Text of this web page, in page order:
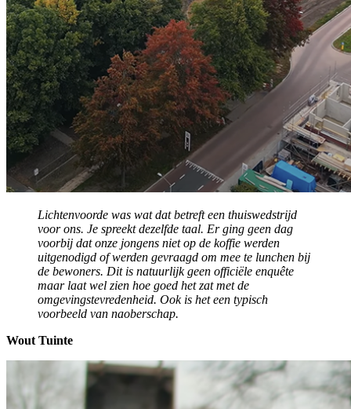
Lichtenvoorde was wat dat betreft een thuiswedstrijd
voor ons. Je spreekt dezelfde taal. Er ging geen dag
voorbij dat onze jongens niet op de koffie werden
uitgenodigd of werden gevraagd om mee te lunchen bij
de bewoners. Dit is natuurlijk geen officiële enquête
maar laat wel zien hoe goed het zat met de
omgevingstevredenheid. Ook is het een typisch
voorbeeld van naoberschap.
Wout Tuinte